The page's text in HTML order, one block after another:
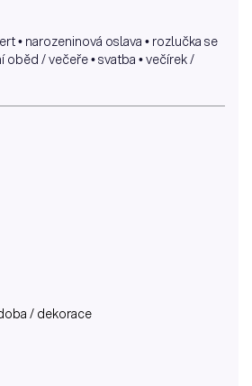
• narozeninová oslava • rozlučka se
/ večeře • svatba • večírek /
/ dekorace